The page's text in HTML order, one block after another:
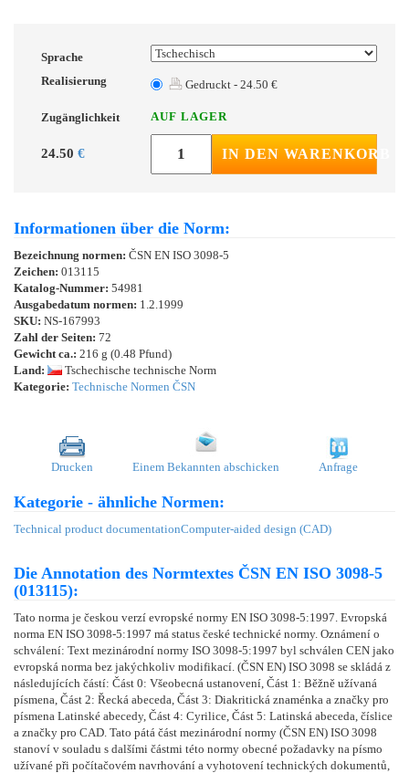
Sprache
Realisierung
Gedruckt - 24.50 €
Zugänglichkeit AUF LAGER
24.50 € IN DEN WARENKORB
Informationen über die Norm:
Bezeichnung normen: ČSN EN ISO 3098-5
Zeichen: 013115
Katalog-Nummer: 54981
Ausgabedatum normen: 1.2.1999
SKU: NS-167993
Zahl der Seiten: 72
Gewicht ca.: 216 g (0.48 Pfund)
Land:
Tschechische technische Norm
Kategorie: Technische Normen ČSN
Drucken Einem Bekannten abschicken Anfrage
Kategorie - ähnliche Normen:
Technical product documentationComputer-aided design (CAD)
Die Annotation des Normtextes ČSN EN ISO 3098-5
(013115):
Tato norma je českou verzí evropské normy EN ISO 3098-5:1997. Evropská
norma EN ISO 3098-5:1997 má status české technické normy. Oznámení o
schválení: Text mezinárodní normy ISO 3098-5:1997 byl schválen CEN jako
evropská norma bez jakýchkoliv modifikací. (ČSN EN) ISO 3098 se skládá z
následujících částí: Část 0: Všeobecná ustanovení, Část 1: Běžně užívaná
písmena, Část 2: Řecká abeceda, Část 3: Diakritická znaménka a značky pro
písmena Latinské abecedy, Část 4: Cyrilice, Část 5: Latinská abeceda, číslice
a značky pro CAD. Tato pátá část mezinárodní normy (ČSN EN) ISO 3098
stanoví v souladu s dalšími částmi této normy obecné požadavky na písmo
užívané při počítačovém navrhování a vyhotovení technických dokumentů,